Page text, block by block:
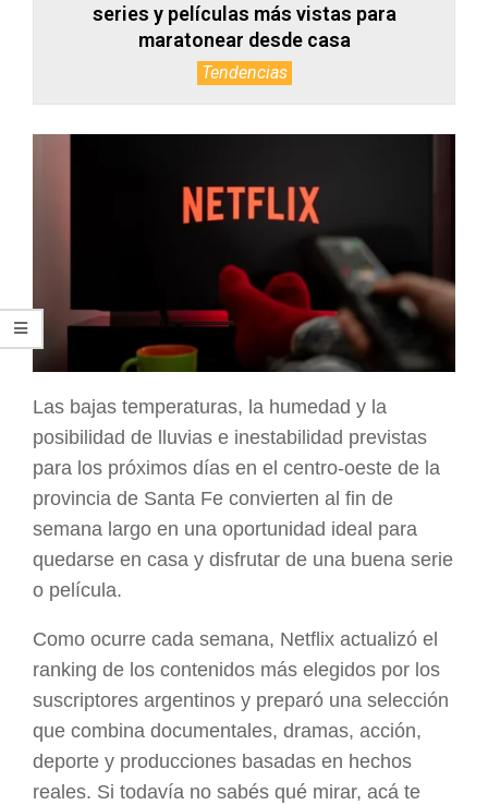
series y películas más vistas para
maratonear desde casa
Tendencias
Las bajas temperaturas, la humedad y la
posibilidad de lluvias e inestabilidad previstas
para los próximos días en el centro-oeste de la
provincia de Santa Fe convierten al fin de
semana largo en una oportunidad ideal para
quedarse en casa y disfrutar de una buena serie
o película.
Como ocurre cada semana, Netflix actualizó el
ranking de los contenidos más elegidos por los
suscriptores argentinos y preparó una selección
que combina documentales, dramas, acción,
deporte y producciones basadas en hechos
reales. Si todavía no sabés qué mirar, acá te